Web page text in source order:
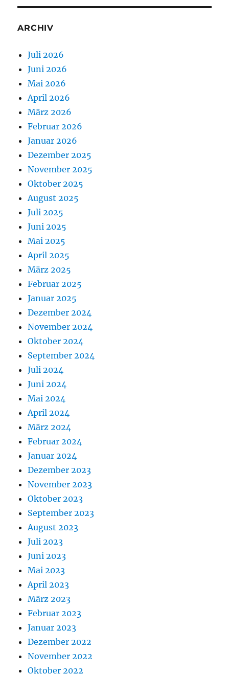
ARCHIV
Juli 2026
Juni 2026
Mai 2026
April 2026
März 2026
Februar 2026
Januar 2026
Dezember 2025
November 2025
Oktober 2025
August 2025
Juli 2025
Juni 2025
Mai 2025
April 2025
März 2025
Februar 2025
Januar 2025
Dezember 2024
November 2024
Oktober 2024
September 2024
Juli 2024
Juni 2024
Mai 2024
April 2024
März 2024
Februar 2024
Januar 2024
Dezember 2023
November 2023
Oktober 2023
September 2023
August 2023
Juli 2023
Juni 2023
Mai 2023
April 2023
März 2023
Februar 2023
Januar 2023
Dezember 2022
November 2022
Oktober 2022